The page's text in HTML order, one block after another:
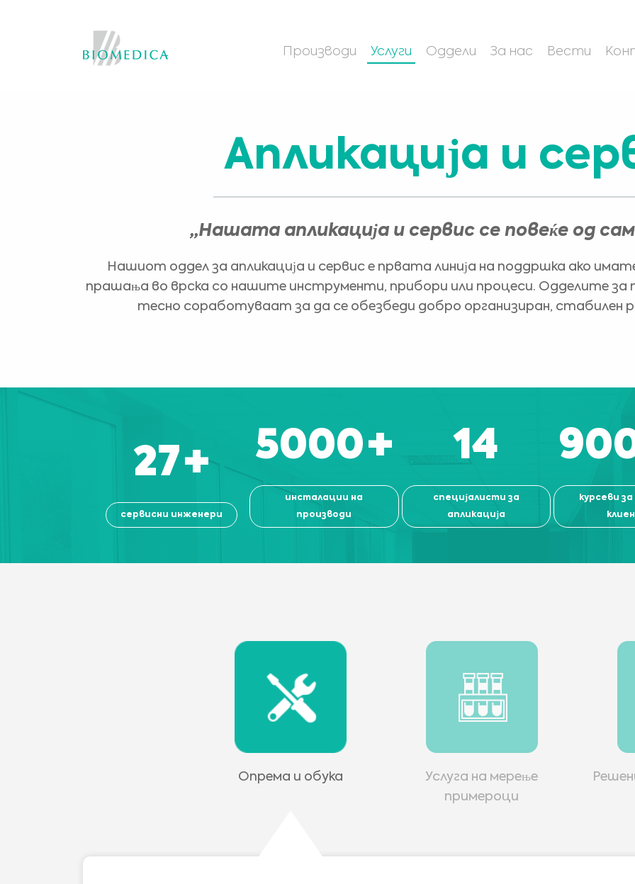
Производи Услуги Оддели За нас Вести
Апликација и
„Нашата апликација и сервис се повеќе од
Нашиот оддел за апликација и сервис е првата линија на поддршка ако
прашања во врска со нашите инструменти, прибори или процеси. Одделите за
тесно соработуваат за да се обезбеди добро организиран, стабилен
27+
сервисни инженери
5000+
инсталации на
производи
14
специјалисти за
апликација
курсеви
Опрема и обука
Услуга на мерење
примероци